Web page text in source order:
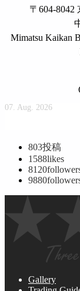
〒604-
Mimatsu Kaikan
07. Aug. 2026
803投稿
1588likes
8120
9880
Gallery